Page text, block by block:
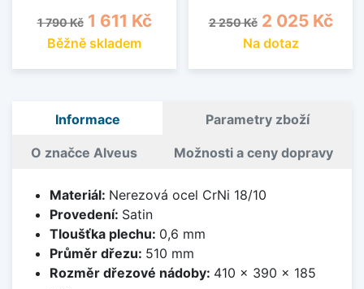
Běžná cena
1 790 Kč Cena
1 611 Kč
Běžně skladem
Běžná cena
2 250 Kč Cena
2 025 Kč
Na dotaz
Informace Parametry zboží
O značce Alveus Možnosti a ceny dopravy
Materiál: Nerezová ocel CrNi 18/10
Provedení: Satin
Tloušťka plechu: 0,6 mm
Průměr dřezu: 510 mm
Rozměr dřezové nádoby: 410 x 390 x 185